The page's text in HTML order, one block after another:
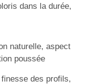
dans la durée,
naturelle, aspect
poussée
finesse des profils,